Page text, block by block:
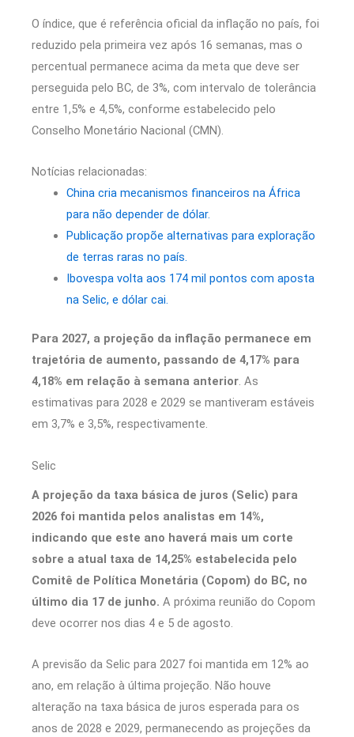
O índice, que é referência oficial da inflação no país, foi
reduzido pela primeira vez após 16 semanas, mas o
percentual permanece acima da meta que deve ser
perseguida pelo BC, de 3%, com intervalo de tolerância
entre 1,5% e 4,5%, conforme estabelecido pelo
Conselho Monetário Nacional (CMN).
Notícias relacionadas:
China cria mecanismos financeiros na África
para não depender de dólar.
Publicação propõe alternativas para exploração
de terras raras no país.
Ibovespa volta aos 174 mil pontos com aposta
na Selic, e dólar cai.
Para 2027, a projeção da inflação permanece em
trajetória de aumento, passando de 4,17% para
4,18% em relação à semana anterior. As
estimativas para 2028 e 2029 se mantiveram estáveis
em 3,7% e 3,5%, respectivamente.
Selic
A projeção da taxa básica de juros (Selic) para
2026 foi mantida pelos analistas em 14%,
indicando que este ano haverá mais um corte
sobre a atual taxa de 14,25% estabelecida pelo
Comitê de Política Monetária (Copom) do BC, no
último dia 17 de junho. A próxima reunião do Copom
deve ocorrer nos dias 4 e 5 de agosto.
A previsão da Selic para 2027 foi mantida em 12% ao
ano, em relação à última projeção. Não houve
alteração na taxa básica de juros esperada para os
anos de 2028 e 2029, permanecendo as projeções da